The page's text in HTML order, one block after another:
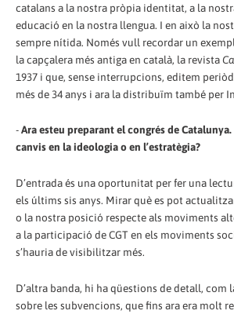
catalans a la nostra pròpia identitat, a la
educació en la nostra llengua. I en això la
sempre nítida. Només vull recordar un
la capçalera més antiga en català, la revista
1937 i que, sense interrupcions, editem
més de 34 anys i ara la distribuïm també per
-Ara esteu preparant el congrés de
canvis en la ideologia o en l’estratègia?
D’entrada és una oportunitat per fer una
els últims sis anys. Mirar què es pot
o la nostra posició respecte als moviments
a la participació de CGT en els moviments
s’hauria de visibilitzar més.
D’altra banda, hi ha qüestions de detall,
sobre les subvencions, que fins ara era molt